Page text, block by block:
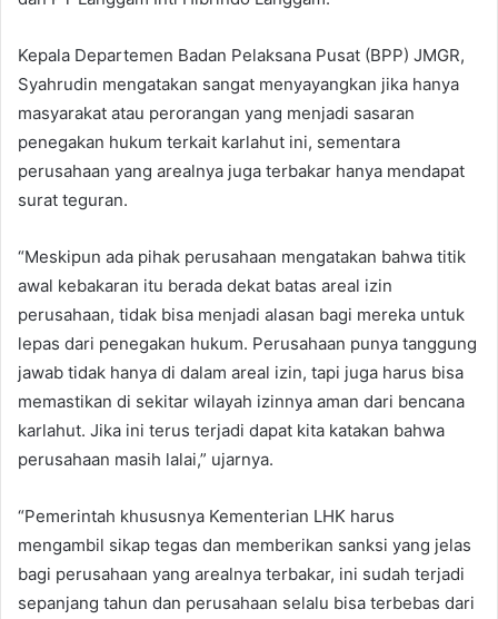
Kepala Departemen Badan Pelaksana Pusat (BPP) JMGR,
Syahrudin mengatakan sangat menyayangkan jika hanya
masyarakat atau perorangan yang menjadi sasaran
penegakan hukum terkait karlahut ini, sementara
perusahaan yang arealnya juga terbakar hanya mendapat
surat teguran.
“Meskipun ada pihak perusahaan mengatakan bahwa titik
awal kebakaran itu berada dekat batas areal izin
perusahaan, tidak bisa menjadi alasan bagi mereka untuk
lepas dari penegakan hukum. Perusahaan punya tanggung
jawab tidak hanya di dalam areal izin, tapi juga harus bisa
memastikan di sekitar wilayah izinnya aman dari bencana
karlahut. Jika ini terus terjadi dapat kita katakan bahwa
perusahaan masih lalai,” ujarnya.
“Pemerintah khususnya Kementerian LHK harus
mengambil sikap tegas dan memberikan sanksi yang jelas
bagi perusahaan yang arealnya terbakar, ini sudah terjadi
sepanjang tahun dan perusahaan selalu bisa terbebas dari